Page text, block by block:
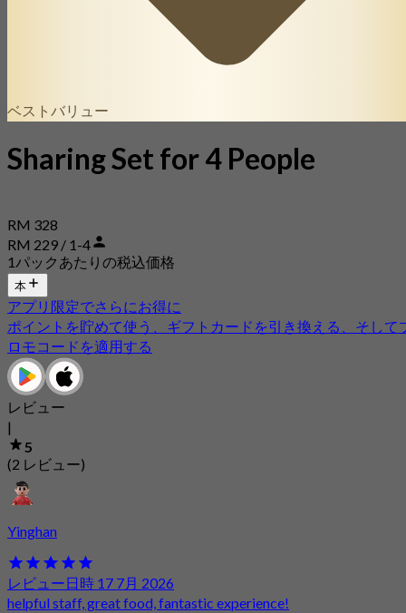
ベストバリュー
Sharing Set for 4 People
RM 328
RM 229 / 1-4
1パックあたりの税込価格
本
アプリ限定でさらにお得に
ポイントを貯めて使う、ギフトカードを引き換える、そして
ロモコードを適用する
レビュー
|
5
(2 レビュー)
Yinghan
レビュー日時 17 7月 2026
helpful staff, great food, fantastic experience!